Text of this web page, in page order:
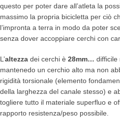
questo per poter dare all’atleta la
massimo la propria bicicletta per ciò
l’impronta a terra in modo da poter
senza dover accoppiare cerchi con
L’altezza dei cerchi è 28mm… difficile
mantenedo un cerchio alto ma non
rigidità torsionale (elemento
della larghezza del canale stesso) e
togliere tutto il materiale superfluo e
rapporto resistenza/peso possibile.